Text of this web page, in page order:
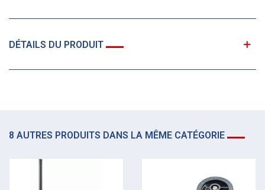
DÉTAILS DU PRODUIT
8 AUTRES PRODUITS DANS LA MÊME CATÉGORIE